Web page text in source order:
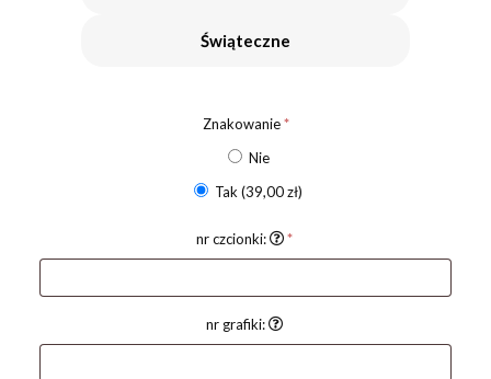
Świąteczne
Znakowanie*
Nie
Tak (39,00 zł)
nr czcionki: *
nr grafiki: